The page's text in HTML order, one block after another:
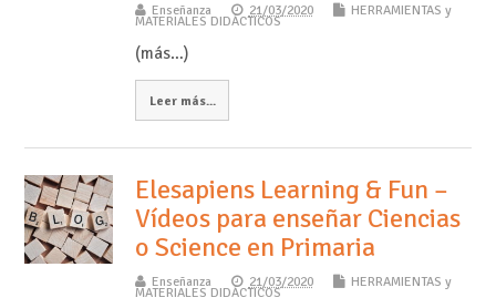
Enseñanza 21/03/2020 HERRAMIENTAS y
MATERIALES DIDÁCTICOS
(más…)
Leer más...
Elesapiens Learning & Fun –
Vídeos para enseñar Ciencias
o Science en Primaria
Enseñanza 21/03/2020 HERRAMIENTAS y
MATERIALES DIDÁCTICOS